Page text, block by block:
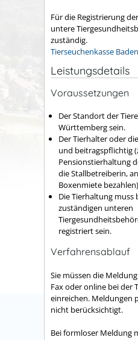
Für die Registrierung
untere
zuständig.
Tierseuchenkasse
Leistungsdetails
Voraussetzungen
Der Standort der
Württemberg sein.
Der Tierhalter oder
und beitragspflichtig
Pensionstierhaltung
die Stallbetreiberin,
Boxenmiete bezahlen)
Die Tierhaltung muss
zuständigen unteren
registriert sein.
Verfahrensablauf
Sie müssen die
Fax oder online bei der
einreichen. Meldungen
nicht berücksichtigt.
Bei formloser Meldung